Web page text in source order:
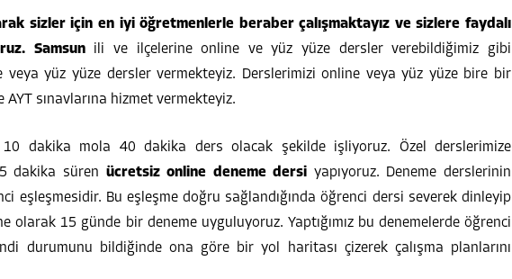
sizler için en iyi öğretmenlerle beraber çalışmaktayız ve sizlere faydalı
Samsun ili ve ilçelerine online ve yüz yüze dersler verebildiğimiz gibi
veya yüz yüze dersler vermekteyiz. Derslerimizi online veya yüz yüze bire bir
sınavlarına hizmet vermekteyiz.
dakika mola 40 dakika ders olacak şekilde işliyoruz. Özel derslerimize
dakika süren ücretsiz online deneme dersi yapıyoruz. Deneme derslerinin
eşleşmesidir. Bu eşleşme doğru sağlandığında öğrenci dersi severek dinleyip
olarak 15 günde bir deneme uyguluyoruz. Yaptığımız bu denemelerde öğrenci
durumunu bildiğinde ona göre bir yol haritası çizerek çalışma planlarını